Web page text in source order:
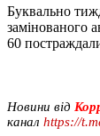
Буквально
замінованого
60
Новини від
канал https://